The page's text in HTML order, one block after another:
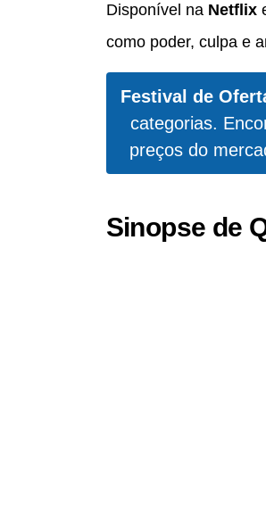
Disponível na Netflix
como poder, culpa e
Festival de
categorias.
preços do
Sinopse de